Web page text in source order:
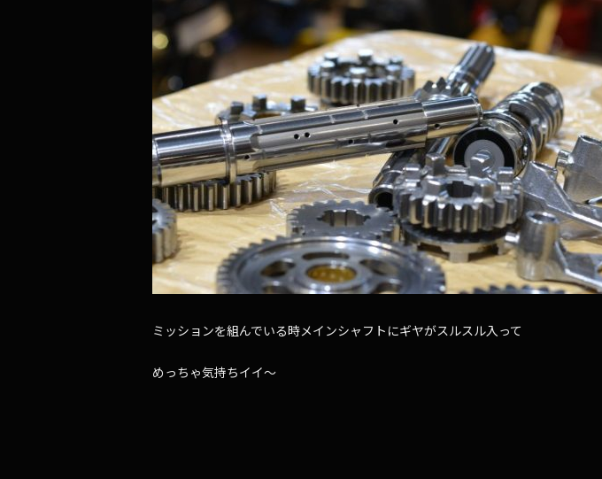
ミッションを組んでいる時メインシャフトにギヤがスルスル入って
めっちゃ気持ちイイ～